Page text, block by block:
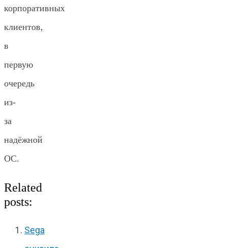
корпоративных
клиентов,
в
первую
очередь
из-
за
надёжной
ОС.
Related
posts:
Sega